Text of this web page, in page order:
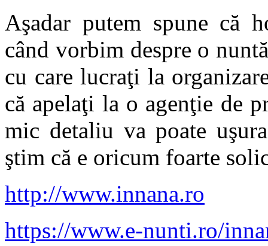
Aşadar putem spune că
când vorbim despre o
cu care lucraţi la
că apelaţi la o agenţie de
mic detaliu va poate
ştim că e oricum foarte
http://www.innana.ro
https://www.e-nunti.ro/